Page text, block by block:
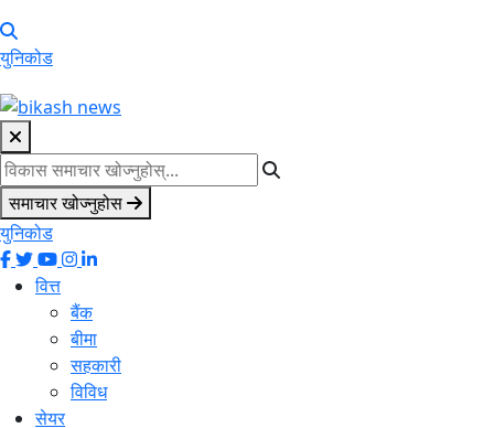
युनिकोड
समाचार खोज्नुहोस
युनिकोड
वित्त
बैंक
बीमा
सहकारी
विविध
सेयर